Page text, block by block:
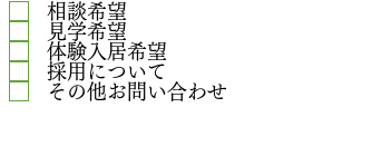
相談希望
見学希望
体験入居希望
採用について
その他お問い合わせ